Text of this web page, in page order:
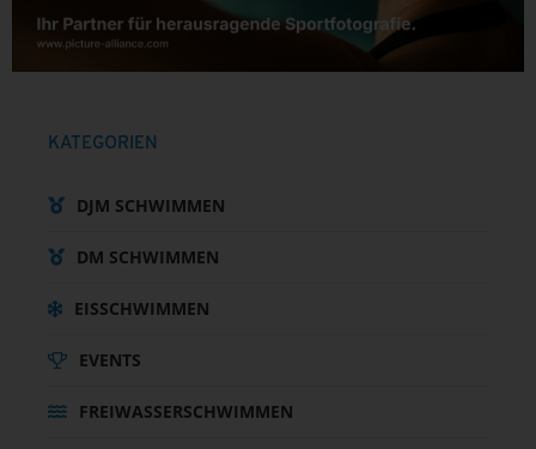
KATEGORIEN
DJM SCHWIMMEN
DM SCHWIMMEN
EISSCHWIMMEN
EVENTS
FREIWASSERSCHWIMMEN